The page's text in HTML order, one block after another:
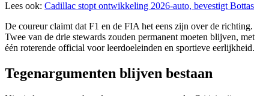
Lees ook: Cadillac stopt ontwikkeling 2026-auto, bevestigt Bottas
De coureur claimt dat F1 en de FIA het eens zijn over de richting.
Twee van de drie stewards zouden permanent moeten blijven, met
één roterende official voor leerdoeleinden en sportieve eerlijkheid.
Tegenargumenten blijven bestaan